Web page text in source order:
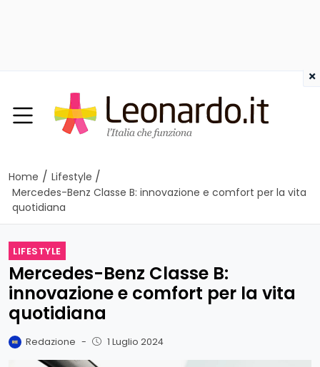
Home / Lifestyle /
Mercedes-Benz Classe B: innovazione e comfort per la vita
quotidiana
LIFESTYLE
Mercedes-Benz Classe B:
innovazione e comfort per la vita
quotidiana
Redazione - 1 Luglio 2024
×